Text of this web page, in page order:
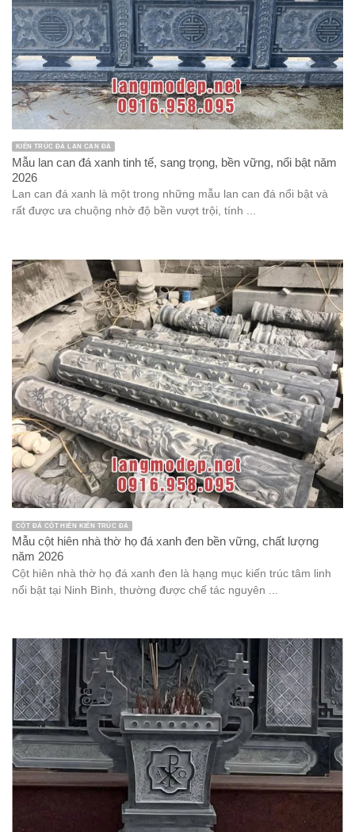
MẪU LƯ HƯƠNG ĐÁ ĐẸP PHONG THỦY TÂM LINH ĐỒ THỜ
Đỉnh hương công giáo đá xanh rêu bền vững, chất lượng năm
2026
Đỉnh hương công giáo đá xanh rêu là một trong những vật phẩm
tâm linh được thiết kế dành riêng cho những người theo đạo ...
MẪU MỘ ĐÁ ĐẸP MỘ TAM CẤP ĐÁ MỘ ĐÁ MỘT MÁI MỘ ĐÁ ĐƠN
Mẫu mộ tam cấp đá 1 mái đao tinh tế, chất lượng năm 2026
Mộ tam cấp đá 1 mái đao là một trong những sản phẩm đá mỹ
nghệ rất được ưa chuộng trong lĩnh vực xây dựng ...